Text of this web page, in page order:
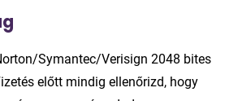
Symantec/Verisign 2048 bites
előtt mindig ellenőrizd, hogy